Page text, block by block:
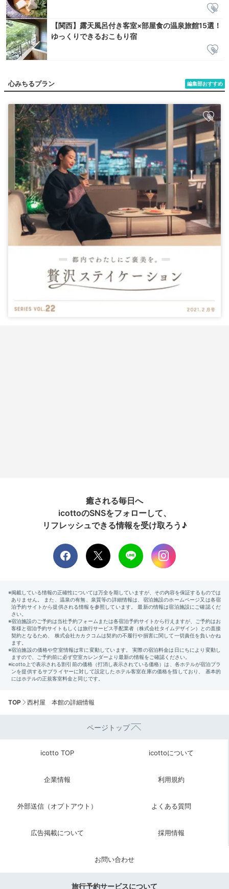
【関西】露天風呂付き客室×部屋食の温泉旅館15選！
ゆっくりできるおこもり宿
編集部おすすめ
心みちるプラン
癒される毎日へ
icottoのSNSをフォローして、
リフレッシュできる情報を受け取ろう♪
TOP 西村屋 本館の詳細情報
ページトップ
icotto TOP icottoについて
企業情報 利用規約
外部送信（オプトアウト） よくある質問
広告掲載について 採用情報
お問い合わせ
旅行予約サービスについて